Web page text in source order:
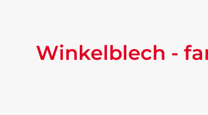
Winkelblech -